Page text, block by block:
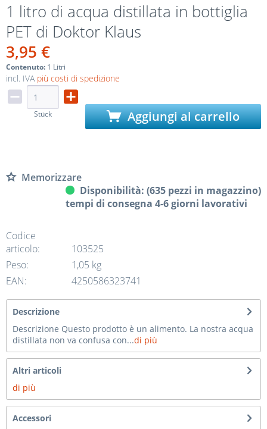
1 litro di acqua distillata in bottiglia
PET di Doktor Klaus
3,95 €
Contenuto: 1 Litri
incl. IVA più costi di spedizione
Stück Aggiungi al carrello
Memorizzare
Disponibilità: (635 pezzi in magazzino)
tempi di consegna 4-6 giorni lavorativi
Codice
articolo:
103525
Peso:
1,05 kg
EAN:
4250586323741
Descrizione
Descrizione Questo prodotto è un alimento. La nostra acqua
distillata non va confusa con...di più
Altri articoli
di più
Accessori